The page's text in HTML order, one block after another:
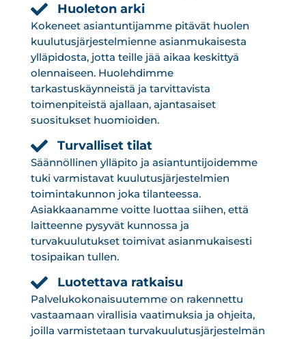
Huoleton arki
Kokeneet asiantuntijamme pitävät huolen
kuulutusjärjestelmienne asianmukaisesta
ylläpidosta, jotta teille jää aikaa keskittyä
olennaiseen. Huolehdimme
tarkastuskäynneistä ja tarvittavista
toimenpiteistä ajallaan, ajantasaiset
suositukset huomioiden.
Turvalliset tilat
Säännöllinen ylläpito ja asiantuntijoidemme
tuki varmistavat kuulutusjärjestelmien
toimintakunnon joka tilanteessa.
Asiakkaanamme voitte luottaa siihen, että
laitteenne pysyvät kunnossa ja
turvakuulutukset toimivat asianmukaisesti
tosipaikan tullen.
Luotettava ratkaisu
Palvelukokonaisuutemme on rakennettu
vastaamaan virallisia vaatimuksia ja ohjeita,
joilla varmistetaan turvakuulutusjärjestelmän